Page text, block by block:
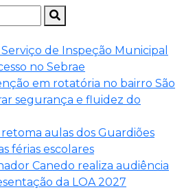
de Inspeção Municipal
no Sebrae
em rotatória no bairro São
segurança e fluidez do
aulas dos Guardiões
férias escolares
Canedo realiza audiência
da LOA 2027